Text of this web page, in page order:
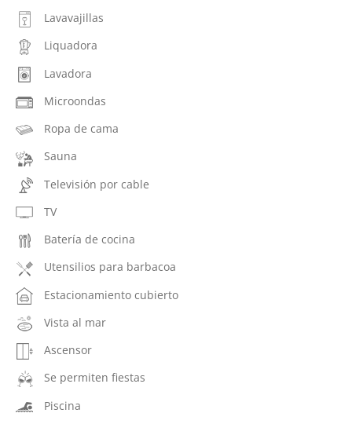
Lavavajillas
Liquadora
Lavadora
Microondas
Ropa de cama
Sauna
Televisión por cable
TV
Batería de cocina
Utensilios para barbacoa
Estacionamiento cubierto
Vista al mar
Ascensor
Se permiten fiestas
Piscina